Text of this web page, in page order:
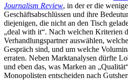
Journalism Review, in der er die
Geschäftsabschlüssen und ihre
diejenigen, die nicht an den Tisch
„deal with it“. Nach welchen Kriterien
Verhandlungspartner auswählen,
Gespräch sind, und um welche
erraten. Neben Marktanalysen dürfte
und eben das, was Marken an
Monopolisten entscheiden nach